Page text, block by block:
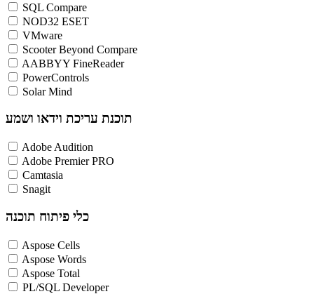
SQL Compare
NOD32 ESET
VMware
Scooter Beyond Compare
AABBYY FineReader
PowerControls
Solar Mind
תוכנת עריכת וידאו ושמע
Adobe Audition
Adobe Premier PRO
Camtasia
Snagit
כלי פיתוח תוכנה
Aspose Cells
Aspose Words
Aspose Total
PL/SQL Developer